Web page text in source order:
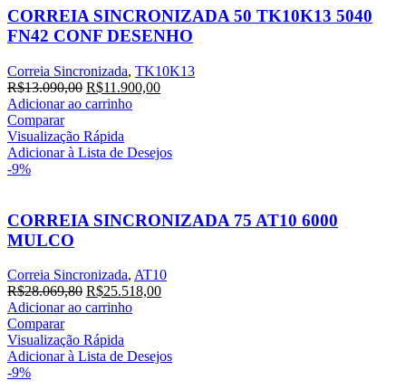
CORREIA SINCRONIZADA 50 TK10K13 5040
FN42 CONF DESENHO
Correia Sincronizada, TK10K13
R$13.090,00 O
preço
era:
R$13.090,00.
R$11.900,00O
R$11.900,00.
Adicionar ao carrinho
Comparar
Visualização Rápida
Adicionar à Lista de Desejos
-9%
CORREIA SINCRONIZADA 75 AT10 6000
MULCO
Correia Sincronizada, AT10
R$28.069,80 O
preço
era:
R$28.069,80.
R$25.518,00O
R$25.518,00.
Adicionar ao carrinho
Comparar
Visualização Rápida
Adicionar à Lista de Desejos
-9%